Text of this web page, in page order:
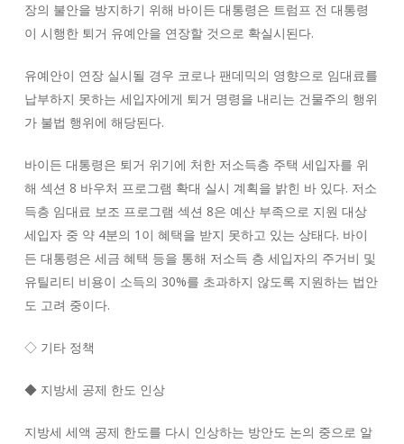
장의 불안을 방지하기 위해 바이든 대통령은 트럼프 전 대통령
이 시행한 퇴거 유예안을 연장할 것으로 확실시된다.
유예안이 연장 실시될 경우 코로나 팬데믹의 영향으로 임대료를
납부하지 못하는 세입자에게 퇴거 명령을 내리는 건물주의 행위
가 불법 행위에 해당된다.
바이든 대통령은 퇴거 위기에 처한 저소득층 주택 세입자를 위
해 섹션 8 바우처 프로그램 확대 실시 계획을 밝힌 바 있다. 저소
득층 임대료 보조 프로그램 섹션 8은 예산 부족으로 지원 대상
세입자 중 약 4분의 1이 혜택을 받지 못하고 있는 상태다. 바이
든 대통령은 세금 혜택 등을 통해 저소득 층 세입자의 주거비 및
유틸리티 비용이 소득의 30%를 초과하지 않도록 지원하는 법안
도 고려 중이다.
◇ 기타 정책
◆ 지방세 공제 한도 인상
지방세 세액 공제 한도를 다시 인상하는 방안도 논의 중으로 알